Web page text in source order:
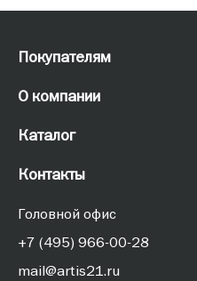
Покупателям
О компании
Каталог
Контакты
Головной офис
+7 (495) 966-00-28
mail@artis21.ru